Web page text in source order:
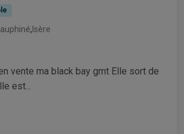
, Isère
vente ma black bay gmt Elle sort de
est...